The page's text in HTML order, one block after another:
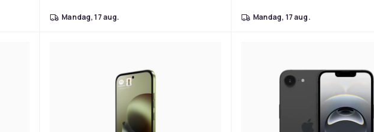
mandag, 17 aug. mandag, 17 aug.